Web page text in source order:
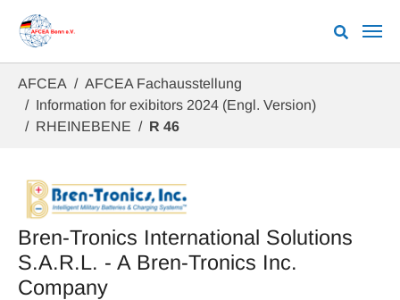
AFCEA
AFCEA Fachausstellung
Information for exibitors 2024 (Engl. Version)
RHEINEBENE
R 46
Bren-Tronics International Solutions
S.A.R.L. - A Bren-Tronics Inc.
Company